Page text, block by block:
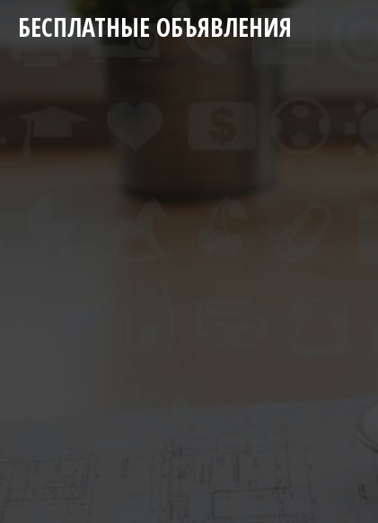
БЕСПЛАТНЫЕ ОБЪЯВЛЕНИЯ